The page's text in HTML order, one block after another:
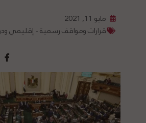
مايو 11, 2021
قرارات ومواقف رسمية - إقليمي